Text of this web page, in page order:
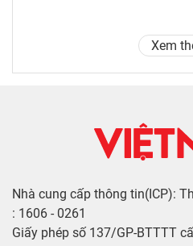
Xem
Nhà cung cấp thông tin(ICP):
: 1606 - 0261
Giấy phép số 137/GP-BTTTT